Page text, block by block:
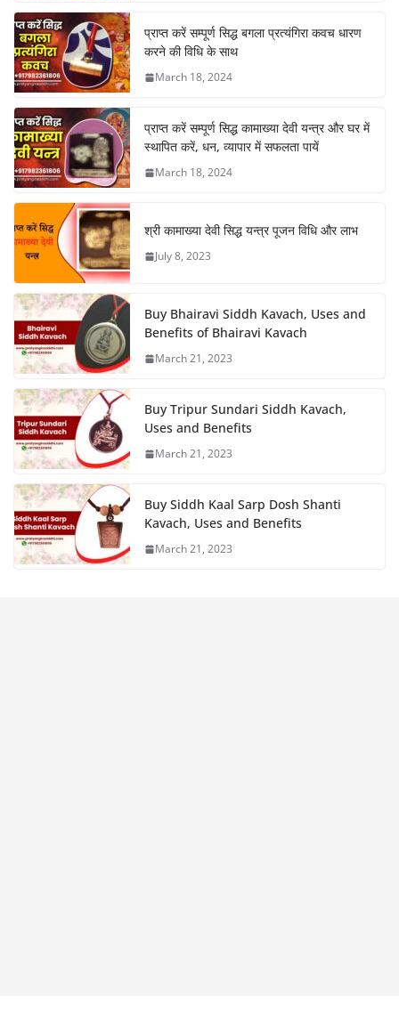
प्राप्त करें सम्पूर्ण सिद्ध बगला प्रत्यंगिरा कवच धारण
करने की विधि के साथ
March 18, 2024
प्राप्त करें सम्पूर्ण सिद्ध कामाख्या देवी यन्त्र और घर में
स्थापित करें, धन, व्यापार में सफलता पायें
March 18, 2024
श्री कामाख्या देवी सिद्ध यन्त्र पूजन विधि और लाभ
July 8, 2023
Buy Bhairavi Siddh Kavach, Uses and
Benefits of Bhairavi Kavach
March 21, 2023
Buy Tripur Sundari Siddh Kavach,
Uses and Benefits
March 21, 2023
Buy Siddh Kaal Sarp Dosh Shanti
Kavach, Uses and Benefits
March 21, 2023